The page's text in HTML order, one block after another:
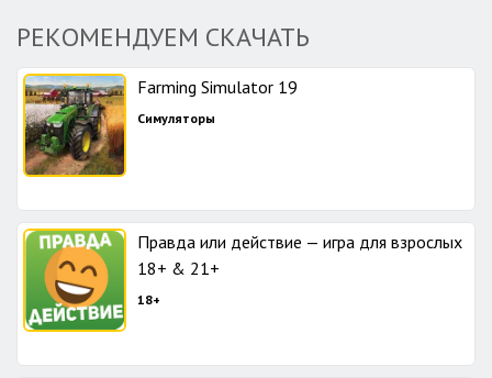
РЕКОМЕНДУЕМ СКАЧАТЬ
Farming Simulator 19
Симуляторы
Правда или действие — игра для взрослых
18+ & 21+
18+